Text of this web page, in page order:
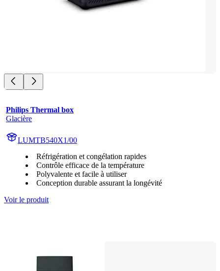
Philips Thermal box
Glacière
LUMTB540X1/00
Réfrigération et congélation rapides
Contrôle efficace de la température
Polyvalente et facile à utiliser
Conception durable assurant la longévité
Voir le produit